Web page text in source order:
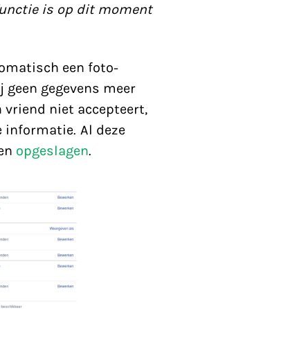
is op dit moment
een foto-
gegevens meer
vriend niet accepteert,
informatie. Al deze
opgeslagen.